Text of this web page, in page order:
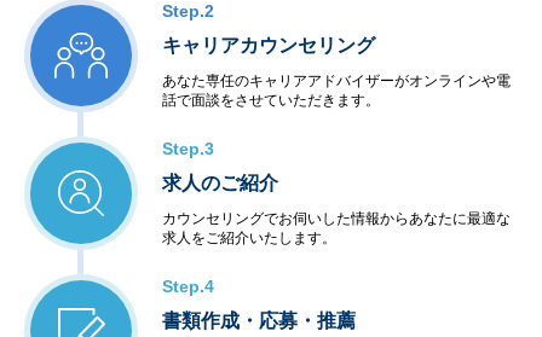
Step.2
キャリアカウンセリング
あなた専任のキャリアアドバイザーがオンラインや電
話で面談をさせていただきます。
Step.3
求人のご紹介
カウンセリングでお伺いした情報からあなたに最適な
求人をご紹介いたします。
Step.4
書類作成・応募・推薦